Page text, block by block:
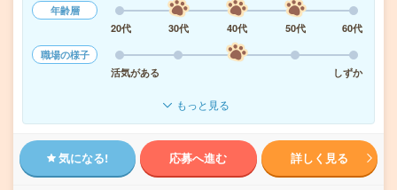
年齢層
20代
30代 40代 50代
60代
職場の様子
活気がある
しずか
もっと見る
気になる! 応募へ進む 詳しく見る